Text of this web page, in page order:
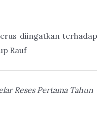
diingatkan terhadap
Rauf
Reses Pertama Tahun